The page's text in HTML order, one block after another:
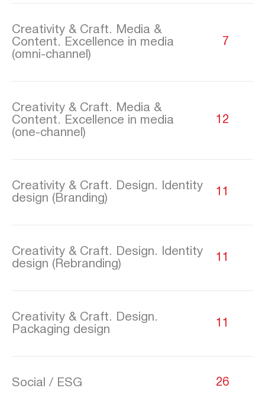
Creativity & Craft. Media &
Content. Excellence in media
(omni-channel)
7
Creativity & Craft. Media &
Content. Excellence in media
(one-channel)
12
Creativity & Craft. Design. Identity
design (Branding)
11
Creativity & Craft. Design. Identity
design (Rebranding)
11
Creativity & Craft. Design.
Packaging design
11
Social / ESG 26